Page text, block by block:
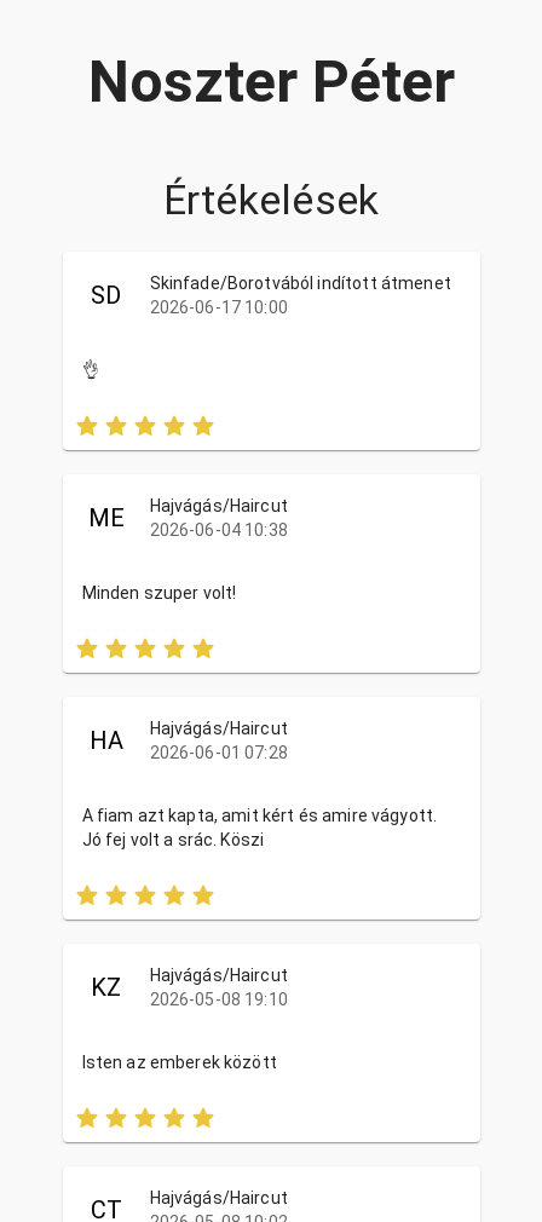
Noszter Péter
Értékelések
SD
Skinfade/Borotvából indított átmenet
2026-06-17 10:00
👌
ME
Hajvágás/Haircut
2026-06-04 10:38
Minden szuper volt!
HA
Hajvágás/Haircut
2026-06-01 07:28
A fiam azt kapta, amit kért és amire vágyott.
Jó fej volt a srác. Köszi
KZ
Hajvágás/Haircut
2026-05-08 19:10
Isten az emberek között
CT
Hajvágás/Haircut